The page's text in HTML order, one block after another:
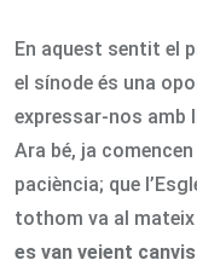
En aquest sentit el
el sínode és una
expressar-nos
Ara bé, ja
paciència; que
tothom va al
es van veient